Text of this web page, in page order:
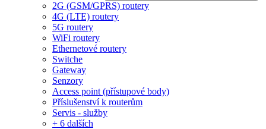
2G (GSM/GPRS) routery
4G (LTE) routery
5G routery
WiFi routery
Ethernetové routery
Switche
Gateway
Senzory
Access point (přístupové body)
Příslušenství k routerům
Servis - služby
+ 6 dalších